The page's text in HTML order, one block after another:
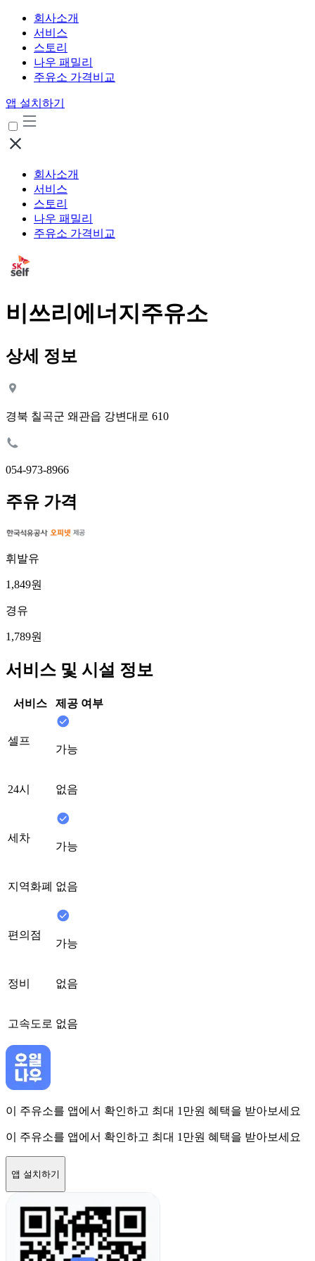
회사소개
서비스
스토리
나우 패밀리
주유소 가격비교
앱 설치하기
회사소개
서비스
스토리
나우 패밀리
주유소 가격비교
비쓰리에너지주유소
상세 정보
경북 칠곡군 왜관읍 강변대로 610
054-973-8966
주유 가격
휘발유
1,849원
경유
1,789원
서비스 및 시설 정보
서비스 제공 여부
셀프
가능
24시 없음
세차
가능
지역화폐 없음
편의점
가능
정비 없음
고속도로 없음
이 주유소를 앱에서 확인하고 최대 1만원 혜택을 받아보세요
이 주유소를 앱에서 확인하고 최대 1만원 혜택을 받아보세요
앱 설치하기